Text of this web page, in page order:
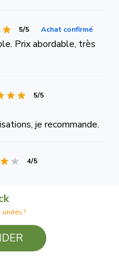
!
5/5 Achat confirmé
Prix abordable, très
5/5
je recommande.
4/5
service réactif